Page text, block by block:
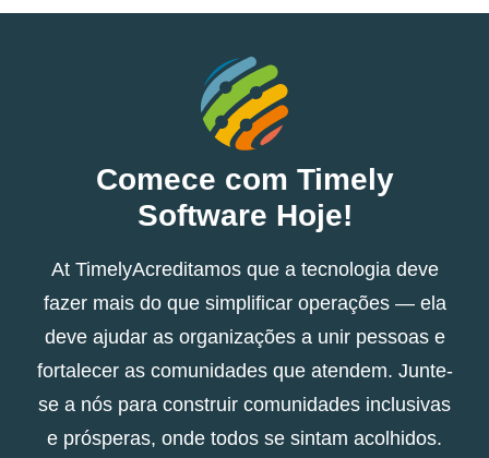
Comece com Timely
Software Hoje!
At TimelyAcreditamos que a tecnologia deve
fazer mais do que simplificar operações — ela
deve ajudar as organizações a unir pessoas e
fortalecer as comunidades que atendem. Junte-
se a nós para construir comunidades inclusivas
e prósperas, onde todos se sintam acolhidos.